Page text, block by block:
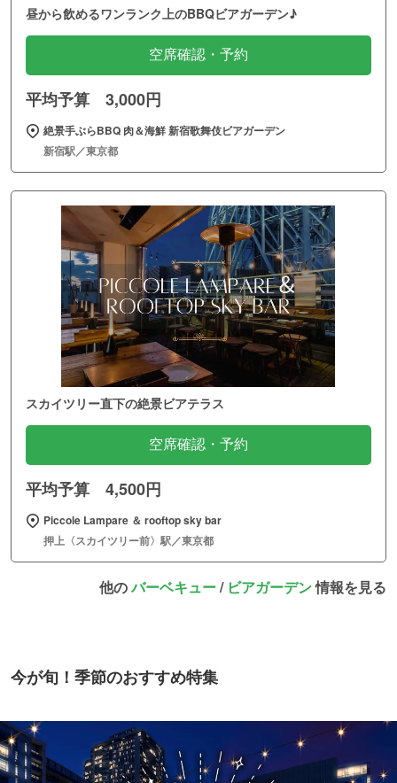
昼から飲めるワンランク上のBBQビアガーデン♪
空席確認・予約
平均予算 3,000円
絶景手ぶらBBQ 肉＆海鮮 新宿歌舞伎ビアガーデン
新宿駅／東京都
スカイツリー直下の絶景ビアテラス
空席確認・予約
平均予算 4,500円
Piccole Lampare ＆ rooftop sky bar
押上〈スカイツリー前〉駅／東京都
他のバーベキュー/ ビアガーデン情報を見る
今が旬！季節のおすすめ特集